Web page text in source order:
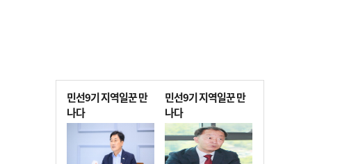
민선9기 지역일꾼 만
나다
민선9기 지역일꾼 만
나다